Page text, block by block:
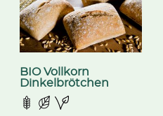
BIO Vollkorn
Dinkelbrötchen